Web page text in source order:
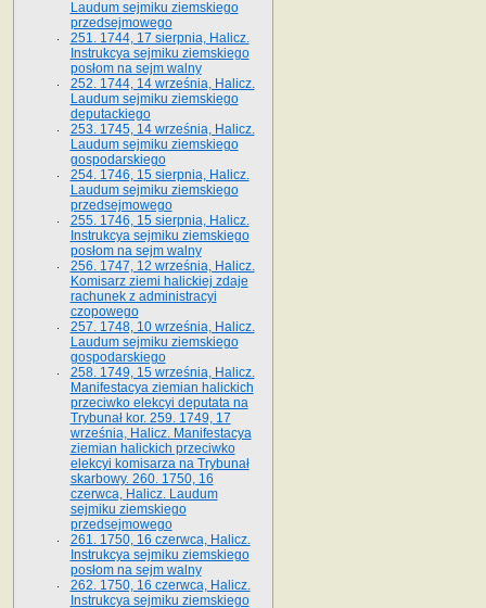
Laudum sejmiku ziemskiego
przedsejmowego
251. 1744, 17 sierpnia, Halicz.
Instrukcya sejmiku ziemskiego
posłom na sejm walny
252. 1744, 14 września, Halicz.
Laudum sejmiku ziemskiego
deputackiego
253. 1745, 14 września, Halicz.
Laudum sejmiku ziemskiego
gospodarskiego
254. 1746, 15 sierpnia, Halicz.
Laudum sejmiku ziemskiego
przedsejmowego
255. 1746, 15 sierpnia, Halicz.
Instrukcya sejmiku ziemskiego
posłom na sejm walny
256. 1747, 12 września, Halicz.
Komisarz ziemi halickiej zdaje
rachunek z administracyi
czopowego
257. 1748, 10 września, Halicz.
Laudum sejmiku ziemskiego
gospodarskiego
258. 1749, 15 września, Halicz.
Manifestacya ziemian halickich
przeciwko elekcyi deputata na
Trybunał kor. 259. 1749, 17
września, Halicz. Manifestacya
ziemian halickich przeciwko
elekcyi komisarza na Trybunał
skarbowy. 260. 1750, 16
czerwca, Halicz. Laudum
sejmiku ziemskiego
przedsejmowego
261. 1750, 16 czerwca, Halicz.
Instrukcya sejmiku ziemskiego
posłom na sejm walny
262. 1750, 16 czerwca, Halicz.
Instrukcya sejmiku ziemskiego